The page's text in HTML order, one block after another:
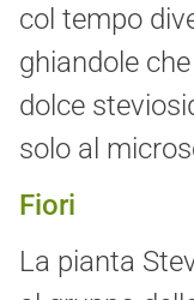
col tempo
ghiandole
dolce
solo al
Fiori
La pianta